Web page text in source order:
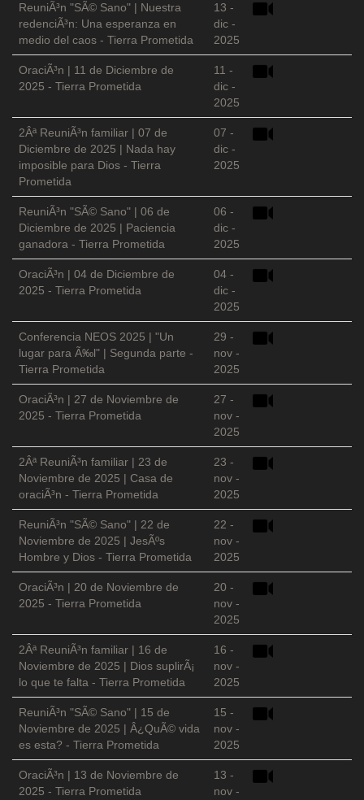
ReuniÃ³n "SÃ© Sano" | Nuestra
redenciÃ³n: Una esperanza en
medio del caos - Tierra Prometida
13 -
dic -
2025
OraciÃ³n | 11 de Diciembre de
2025 - Tierra Prometida
11 -
dic -
2025
2Âª ReuniÃ³n familiar | 07 de
Diciembre de 2025 | Nada hay
imposible para Dios - Tierra
Prometida
07 -
dic -
2025
ReuniÃ³n "SÃ© Sano" | 06 de
Diciembre de 2025 | Paciencia
ganadora - Tierra Prometida
06 -
dic -
2025
OraciÃ³n | 04 de Diciembre de
2025 - Tierra Prometida
04 -
dic -
2025
Conferencia NEOS 2025 | "Un
lugar para Ã‰l" | Segunda parte -
Tierra Prometida
29 -
nov -
2025
OraciÃ³n | 27 de Noviembre de
2025 - Tierra Prometida
27 -
nov -
2025
2Âª ReuniÃ³n familiar | 23 de
Noviembre de 2025 | Casa de
oraciÃ³n - Tierra Prometida
23 -
nov -
2025
ReuniÃ³n "SÃ© Sano" | 22 de
Noviembre de 2025 | JesÃºs
Hombre y Dios - Tierra Prometida
22 -
nov -
2025
OraciÃ³n | 20 de Noviembre de
2025 - Tierra Prometida
20 -
nov -
2025
2Âª ReuniÃ³n familiar | 16 de
Noviembre de 2025 | Dios suplirÃ¡
lo que te falta - Tierra Prometida
16 -
nov -
2025
ReuniÃ³n "SÃ© Sano" | 15 de
Noviembre de 2025 | Â¿QuÃ© vida
es esta? - Tierra Prometida
15 -
nov -
2025
OraciÃ³n | 13 de Noviembre de
2025 - Tierra Prometida
13 -
nov -